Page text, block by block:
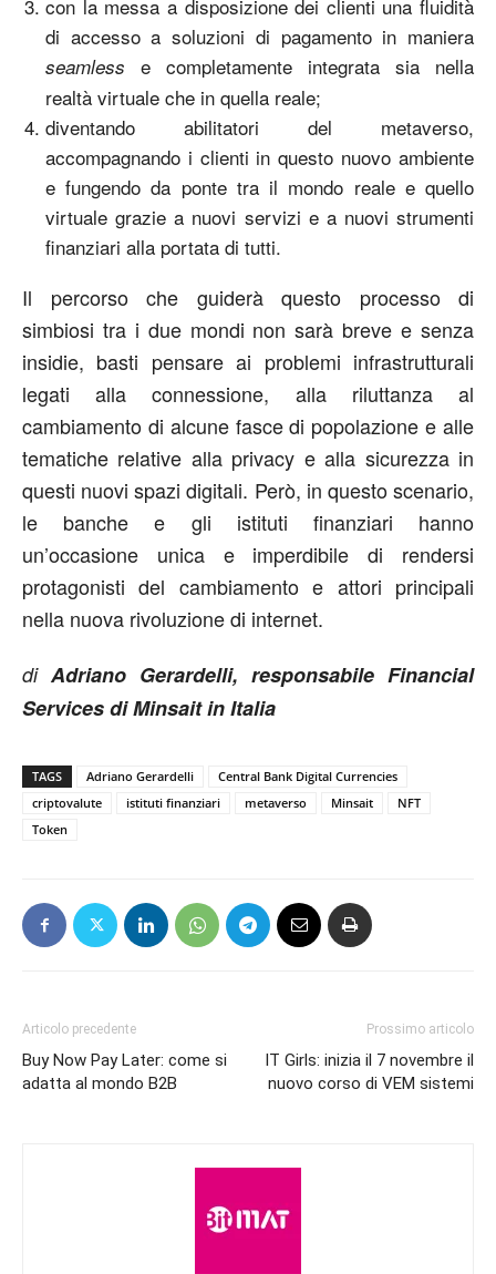
con la messa a disposizione dei clienti una fluidità
di accesso a soluzioni di pagamento in maniera
seamless e completamente integrata sia nella
realtà virtuale che in quella reale;
diventando abilitatori del metaverso,
accompagnando i clienti in questo nuovo ambiente
e fungendo da ponte tra il mondo reale e quello
virtuale grazie a nuovi servizi e a nuovi strumenti
finanziari alla portata di tutti.
Il percorso che guiderà questo processo di
simbiosi tra i due mondi non sarà breve e senza
insidie, basti pensare ai problemi infrastrutturali
legati alla connessione, alla riluttanza al
cambiamento di alcune fasce di popolazione e alle
tematiche relative alla privacy e alla sicurezza in
questi nuovi spazi digitali. Però, in questo scenario,
le banche e gli istituti finanziari hanno
un’occasione unica e imperdibile di rendersi
protagonisti del cambiamento e attori principali
nella nuova rivoluzione di internet.
di Adriano Gerardelli, responsabile Financial
Services di Minsait in Italia
TAGS Adriano Gerardelli
Central Bank Digital Currencies
criptovalute
istituti finanziari metaverso Minsait
NFT
Token
Articolo precedente
Buy Now Pay Later: come si
adatta al mondo B2B
Prossimo articolo
IT Girls: inizia il 7 novembre il
nuovo corso di VEM sistemi